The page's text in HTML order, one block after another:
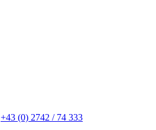
+43 (0) 2742 / 74 333